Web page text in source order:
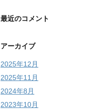
最近のコメント
アーカイブ
2025年12月
2025年11月
2024年8月
2023年10月